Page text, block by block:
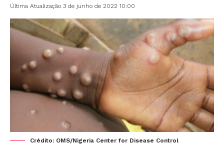
Última Atualização 3 de junho de 2022 10:00
Crédito: OMS/Nigeria Center for Disease Control